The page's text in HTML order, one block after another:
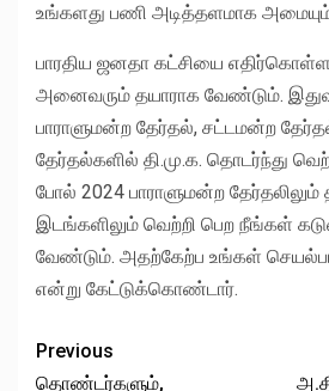
உங்களது பணி அடித்தளமாக அமையும்
பாரதிய ஜனதா கட்சியை எதிர்கொள்ள
அனைவரும் தயாராக வேண்டும்.
பாராளுமன்ற தேர்தல், சட்டமன்ற
தேர்தல்களில் தி.மு.க. தொடர்ந்து
போல் 2024 பாராளுமன்ற தேர்தலிலும்
இடங்களிலும் வெற்றி பெற நீங்கள்
வேண்டும். அதற்கேற்ப உங்கள்
என்று கேட்டுக்கொண்டார்.
Previous
தொண்டர்களும்,